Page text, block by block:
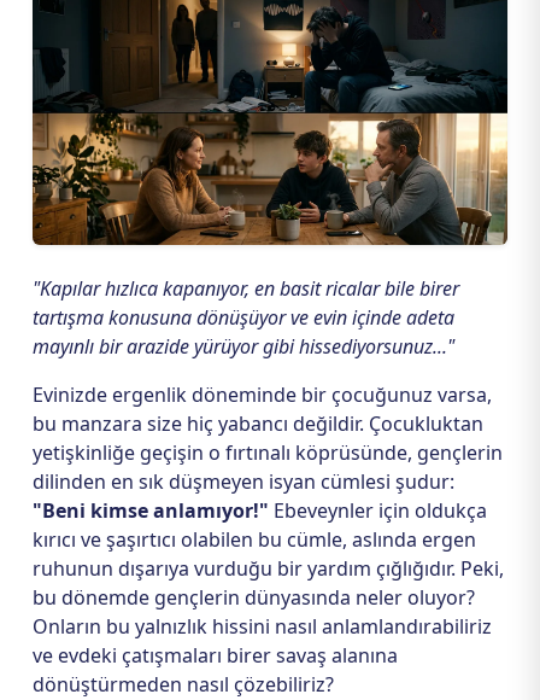
"Kapılar hızlıca kapanıyor, en basit ricalar bile birer
tartışma konusuna dönüşüyor ve evin içinde adeta
mayınlı bir arazide yürüyor gibi hissediyorsunuz..."
Evinizde ergenlik döneminde bir çocuğunuz varsa,
bu manzara size hiç yabancı değildir. Çocukluktan
yetişkinliğe geçişin o fırtınalı köprüsünde, gençlerin
dilinden en sık düşmeyen isyan cümlesi şudur:
"Beni kimse anlamıyor!" Ebeveynler için oldukça
kırıcı ve şaşırtıcı olabilen bu cümle, aslında ergen
ruhunun dışarıya vurduğu bir yardım çığlığıdır. Peki,
bu dönemde gençlerin dünyasında neler oluyor?
Onların bu yalnızlık hissini nasıl anlamlandırabiliriz
ve evdeki çatışmaları birer savaş alanına
dönüştürmeden nasıl çözebiliriz?